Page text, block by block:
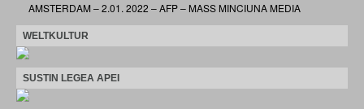
AMSTERDAM – 2.01. 2022 – AFP – MASS MINCIUNA MEDIA
WELTKULTUR
SUSTIN LEGEA APEI